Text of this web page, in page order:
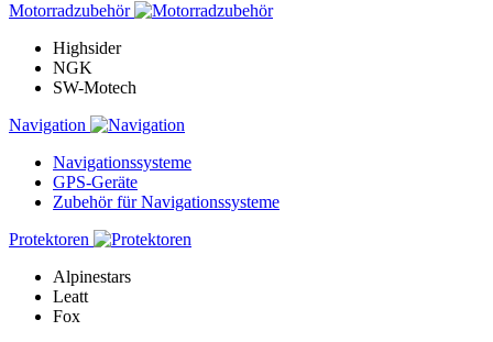
Motorradzubehör
Highsider
NGK
SW-Motech
Navigation
Navigationssysteme
GPS-Geräte
Zubehör für Navigationssysteme
Protektoren
Alpinestars
Leatt
Fox